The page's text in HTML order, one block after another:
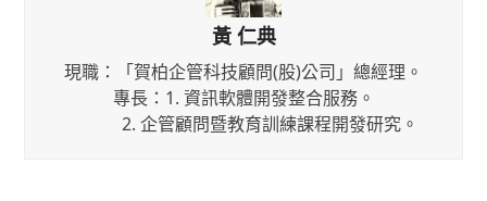
黃 仁典
現職：「賀柏企管科技顧問(股)公司」總經理。
專長：1. 資訊軟體開發整合服務。
2. 企管顧問暨教育訓練課程開發研究。